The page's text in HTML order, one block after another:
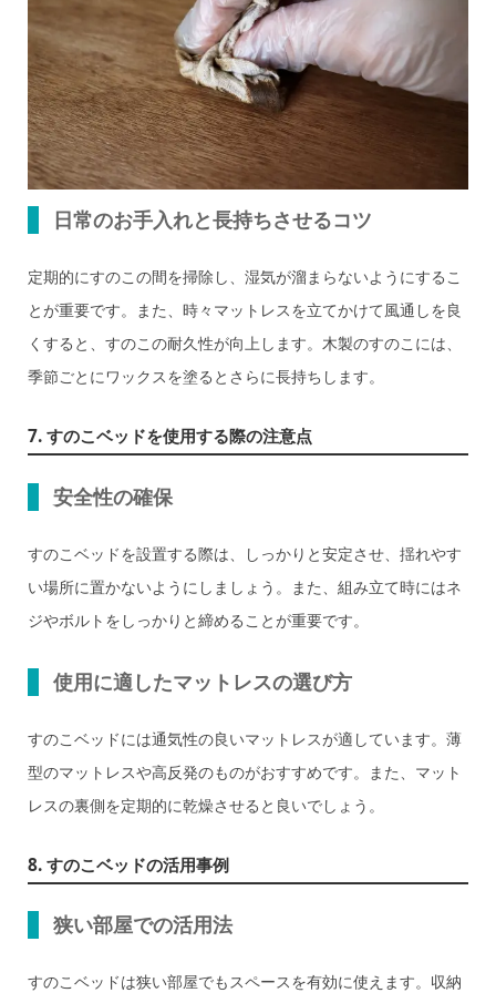
日常のお手入れと長持ちさせるコツ
定期的にすのこの間を掃除し、湿気が溜まらないようにするこ
とが重要です。また、時々マットレスを立てかけて風通しを良
くすると、すのこの耐久性が向上します。木製のすのこには、
季節ごとにワックスを塗るとさらに長持ちします。
7. すのこベッドを使用する際の注意点
安全性の確保
すのこベッドを設置する際は、しっかりと安定させ、揺れやす
い場所に置かないようにしましょう。また、組み立て時にはネ
ジやボルトをしっかりと締めることが重要です。
使用に適したマットレスの選び方
すのこベッドには通気性の良いマットレスが適しています。薄
型のマットレスや高反発のものがおすすめです。また、マット
レスの裏側を定期的に乾燥させると良いでしょう。
8. すのこベッドの活用事例
狭い部屋での活用法
すのこベッドは狭い部屋でもスペースを有効に使えます。収納